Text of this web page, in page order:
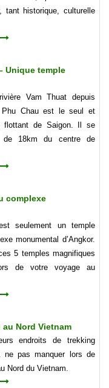
tant historique, culturelle
Unique temple
Vam Thuat depuis
Phu Chau est le seul et
flottant de Saigon. Il se
de 18km du centre de
complexe
seulement un temple
monumental d’Angkor.
5 temples magnifiques
de votre voyage au
Nord Vietnam
endroits de trekking
ne pas manquer lors de
Nord du Vietnam.